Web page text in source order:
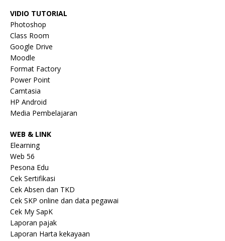
VIDIO TUTORIAL
Photoshop
Class Room
Google Drive
Moodle
Format Factory
Power Point
Camtasia
HP Android
Media Pembelajaran
WEB & LINK
Elearning
Web 56
Pesona Edu
Cek Sertifikasi
Cek Absen dan TKD
Cek SKP online dan data pegawai
Cek My SapK
Laporan pajak
Laporan Harta kekayaan